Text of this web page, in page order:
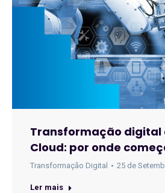
Transformação digital
Cloud: por onde
Transformação Digital 25 de
Ler mais